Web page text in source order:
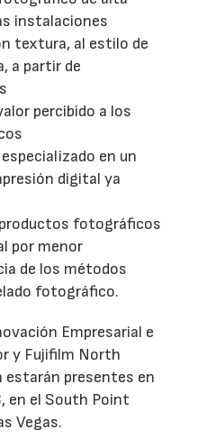
instalaciones
textura, al estilo de
a partir de
percibido a los
en un
digital ya
fotográficos
por menor
de los métodos
fotográfico.
Empresarial e
y Fujifilm North
estarán presentes en
en el South Point
Vegas.